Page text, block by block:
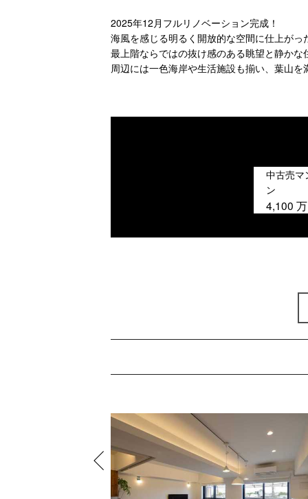
2025年12月フルリノベーション完成！
海風を感じる明るく開放的な空間に仕上が
最上階ならではの抜け感のある眺望と静か
周辺には一色海岸や生活施設も揃い、葉山
中古売マ
ン
4,100